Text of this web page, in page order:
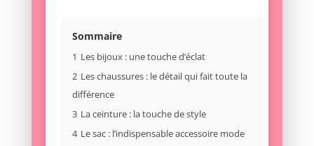
Sommaire
1 Les bijoux : une touche d’éclat
2 Les chaussures : le détail qui fait toute la
différence
3 La ceinture : la touche de style
4 Le sac : l’indispensable accessoire mode